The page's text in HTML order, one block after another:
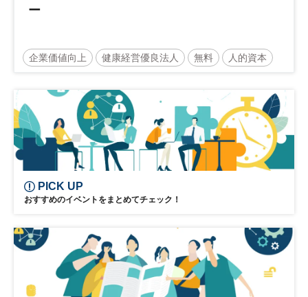
ー
企業価値向上 健康経営優良法人 無料 人的資本
PICK UP
おすすめのイベントをまとめてチェック！